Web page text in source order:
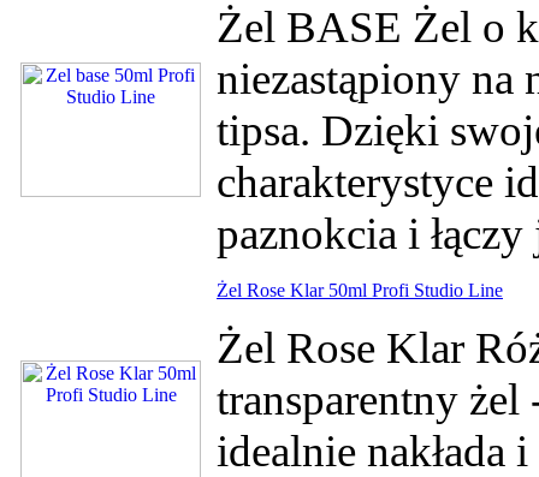
Żel BASE Żel o
niezastąpiony na
tipsa. Dzięki
charakterystyce
paznokcia i
Żel Rose Klar 50ml Profi Studio Line
Żel Rose Klar
transparentny
idealnie nakłada